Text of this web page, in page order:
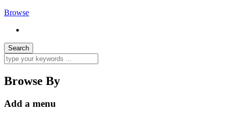
Browse
Browse By
Add a menu